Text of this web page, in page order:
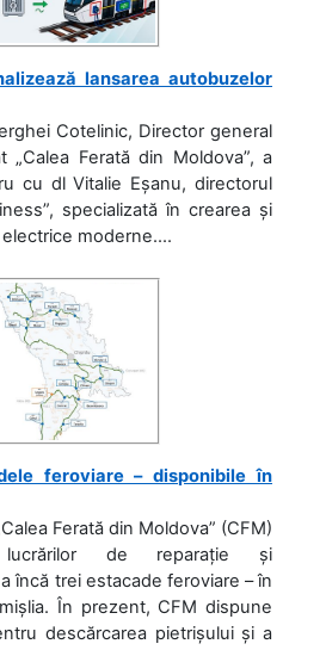
lansarea autobuzelor
Cotelinic, Director general
„Calea Ferată din Moldova”, a
cu dl Vitalie Eșanu, directorul
specializată în crearea și
moderne....
feroviare – disponibile în
Ferată din Moldova” (CFM)
lucrărilor de reparație și
încă trei estacade feroviare – în
În prezent, CFM dispune
descărcarea pietrișului și a